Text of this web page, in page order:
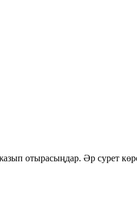
отырасыңдар. Әр сурет